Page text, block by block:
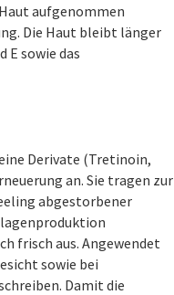
aufgenommen
Die Haut bleibt länger
sowie das
Derivate (Tretinoin,
an. Sie tragen zur
abgestorbener
frisch aus. Angewendet
sowie bei
Damit die